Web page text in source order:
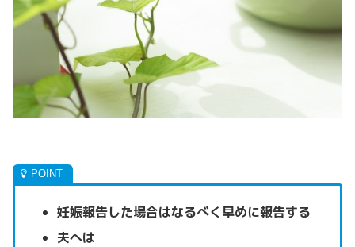
妊娠報告した場合はなるべく早めに報告する
夫へは